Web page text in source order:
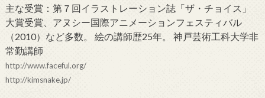
主な受賞：第７回イラストレーション誌「ザ・チョイス」
大賞受賞、アヌシー国際アニメーションフェスティバル
（2010）など多数。 絵の講師歴25年。 神戸芸術工科大学非
常勤講師
http://www.faceful.org/
http://kimsnake.jp/